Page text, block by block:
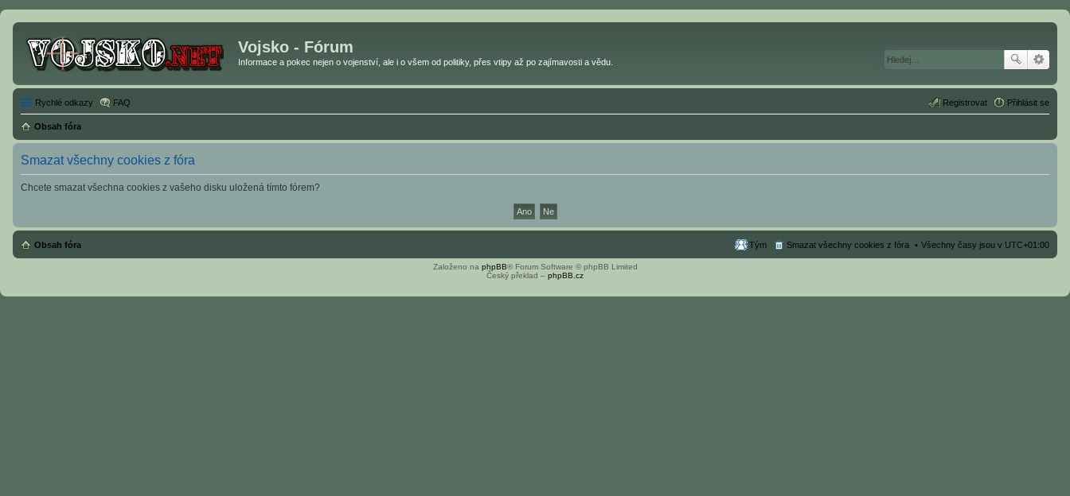
Vojsko - Fórum
Informace a pokec nejen o vojenství, ale i o všem od politiky, přes vtipy až po zajímavosti a vědu.
Rychlé odkazy FAQ Přihlásit se
Registrovat
Obsah fóra
Smazat všechny cookies z fóra
Chcete smazat všechna cookies z vašeho disku uložená tímto fórem?
Obsah fóra Všechny časy jsou v UTC+01:00
Smazat všechny cookies z fóra
Tým
Založeno na phpBB® Forum Software © phpBB Limited
Český překlad – phpBB.cz